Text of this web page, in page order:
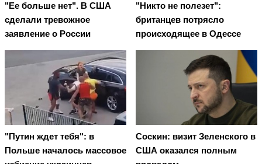
"Ее больше нет". В США
сделали тревожное
заявление о России
"Никто не полезет":
британцев потрясло
происходящее в Одессе
"Путин ждет тебя": в
Польше началось массовое
Соскин: визит Зеленского в
США оказался полным